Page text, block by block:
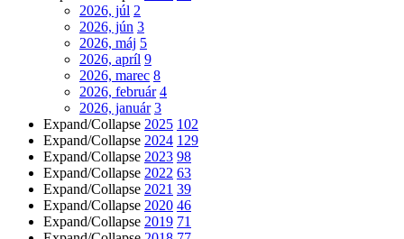
2026, júl 2
2026, jún 3
2026, máj 5
2026, apríl 9
2026, marec 8
2026, február 4
2026, január 3
Expand/Collapse 2025 102
Expand/Collapse 2024 129
Expand/Collapse 2023 98
Expand/Collapse 2022 63
Expand/Collapse 2021 39
Expand/Collapse 2020 46
Expand/Collapse 2019 71